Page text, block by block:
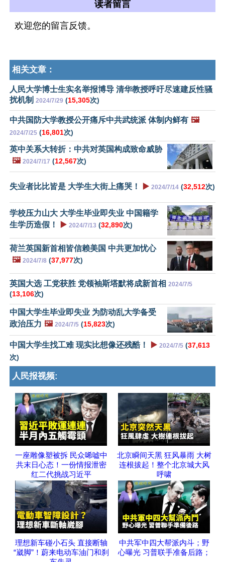
读者留言
欢迎您的留言反馈。
相关文章：
人民大学博士生实名举报博导 清华教授呼吁尽速建反性骚
扰机制 2024/7/29 (15,305次)
中共国防大学教授公开痛斥中共武统派 体制内鲜有 🖼️
2024/7/25 (16,801次)
英中关系大转折：中共对英国构成致命威胁
🖼️ 2024/7/17 (12,567次)
失业者比比皆是 大学生大街上痛哭！ ▶️ 2024/7/14 (32,512次)
学校压力山大 大学生毕业即失业 中国籍学
生学历造假！
▶️ 2024/7/13 (32,890次)
荷兰英国新首相皆信赖美国 中共更加忧心
🖼️ 2024/7/8 (37,977次)
英国大选 工党获胜 党领袖斯塔默将成新首相 2024/7/5
(13,106次)
中国大学生毕业即失业 为防动乱大学备受
政治压力 🖼️ 2024/7/5 (15,823次)
中国大学生找工难 现实比想像还残酷！ ▶️ 2024/7/5 (37,613
次)
人民报视频:
一座雕像塑被拆 民众唏嘘中
共末日心态！一份情报泄密
红二代挑战习近平
北京瞬间天黑 狂风暴雨 大树
连根拔起！整个北京城大风
呼啸
理想新车碰小石头 直接断轴
“崴脚”！蔚来电动车油门和刹
中共军中四大帮派内斗；野
心曝光 习普联手准备后路；